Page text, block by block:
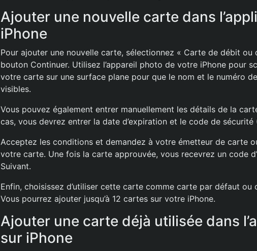
Ajouter une nouvelle carte dans
iPhone
Pour ajouter une nouvelle carte, sélectionnez « Carte de débit
bouton Continuer. Utilisez l’appareil photo de votre iPhone pour
votre carte sur une surface plane pour que le nom et le numéro
visibles.
Vous pouvez également entrer manuellement les détails de la
cas, vous devrez entrer la date d’expiration et le code de sécurité
Acceptez les conditions et demandez à votre émetteur de carte
votre carte. Une fois la carte approuvée, vous recevrez un code
Suivant.
Enfin, choisissez d’utiliser cette carte comme carte par défaut ou
Vous pourrez ajouter jusqu’à 12 cartes sur votre iPhone.
Ajouter une carte déjà utilisée dans
sur iPhone